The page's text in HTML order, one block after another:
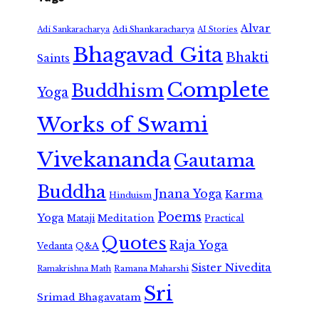
Adi Sankaracharya Adi Shankaracharya AI Stories Alvar
Saints Bhagavad GitaBhakti
Yoga Buddhism Complete
Works of Swami
VivekanandaGautama
Buddha Hinduism Jnana Yoga Karma
Yoga Mataji Meditation Poems Practical
Vedanta Q&A Quotes Raja Yoga
Ramakrishna Math Ramana Maharshi Sister Nivedita
Srimad Bhagavatam Sri